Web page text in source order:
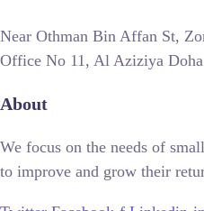
Near Othman Bin Affan St,
Office No 11, Al Aziziya Doha
About
We focus on the needs of
to improve and grow their